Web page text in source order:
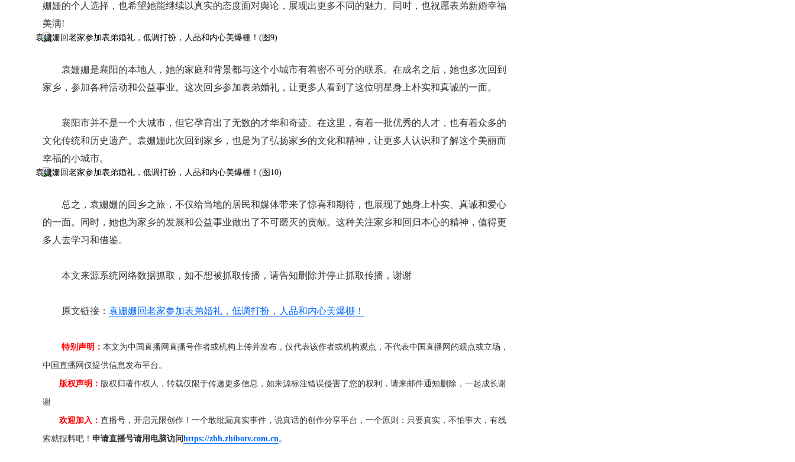
姗姗的个人选择，也希望她能继续以真实的态度面对舆论，展现出更多不同的魅力。同时，也祝愿表弟新婚幸福
美满!
袁姗姗是襄阳的本地人，她的家庭和背景都与这个小城市有着密不可分的联系。在成名之后，她也多次回到
家乡，参加各种活动和公益事业。这次回乡参加表弟婚礼，让更多人看到了这位明星身上朴实和真诚的一面。
襄阳市并不是一个大城市，但它孕育出了无数的才华和奇迹。在这里，有着一批优秀的人才，也有着众多的
文化传统和历史遗产。袁姗姗此次回到家乡，也是为了弘扬家乡的文化和精神，让更多人认识和了解这个美丽而
幸福的小城市。
总之，袁姗姗的回乡之旅，不仅给当地的居民和媒体带来了惊喜和期待，也展现了她身上朴实、真诚和爱心
的一面。同时，她也为家乡的发展和公益事业做出了不可磨灭的贡献。这种关注家乡和回归本心的精神，值得更
多人去学习和借鉴。
本文来源系统网络数据抓取，如不想被抓取传播，请告知删除并停止抓取传播，谢谢
原文链接： 袁姗姗回老家参加表弟婚礼，低调打扮，人品和内心美爆棚！
特别声明： 本文为中国直播网直播号作者或机构上传并发布，仅代表该作者或机构观点，不代表中国直播网的观点或立场，
中国直播网仅提供信息发布平台。
版权声明： 版权归著作权人，转载仅限于传递更多信息，如来源标注错误侵害了您的权利，请来邮件通知删除，一起成长谢
谢
欢迎加入： 直播号，开启无限创作！一个敢纰漏真实事件，说真话的创作分享平台，一个原则：只要真实，不怕事大，有线
索就报料吧！ 申请直播号请用电脑访问https://zbh.zhibotv.com.cn。